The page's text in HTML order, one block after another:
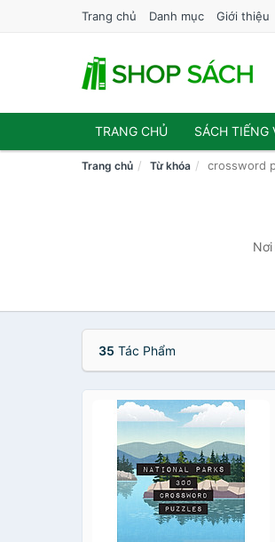
Trang chủ Danh mục Giới thiệu
TRANG CHỦ SÁCH TIẾNG
Trang chủ Từ khóa crossword
35 Tác Phẩm